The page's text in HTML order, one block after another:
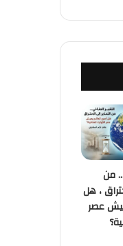
من
، هل
عصر